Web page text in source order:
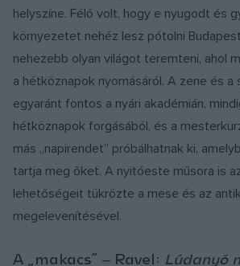
helyszíne. Félő volt, hogy e nyugodt és
környezetet nehéz lesz pótolni
nehezebb olyan világot teremteni, ahol
a hétköznapok nyomásáról. A zene és a
egyaránt fontos a nyári akadémián,
hétköznapok forgásából, és a
más „napirendet” próbálhatnak ki,
tartja meg őket. A nyitóeste műsora is
lehetőségeit tükrözte a mese és az
megelevenítésével.
A „makacs” ‒ Ravel: Lúdanyó